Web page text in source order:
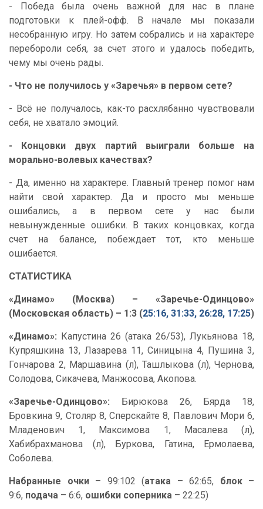
- Победа была очень важной для нас в плане
подготовки к плей-офф. В начале мы показали
несобранную игру. Но затем собрались и на характере
перебороли себя, за счет этого и удалось победить,
чему мы очень рады.
- Что не получилось у «Заречья» в первом сете?
- Всё не получалось, как-то расхлябанно чувствовали
себя, не хватало эмоций.
- Концовки двух партий выиграли больше на
морально-волевых качествах?
- Да, именно на характере. Главный тренер помог нам
найти свой характер. Да и просто мы меньше
ошибались, а в первом сете у нас были
невынужденные ошибки. В таких концовках, когда
счет на балансе, побеждает тот, кто меньше
ошибается.
СТАТИСТИКА
«Динамо» (Москва) – «Заречье-Одинцово»
(Московская область) – 1:3 (25:16, 31:33, 26:28, 17:25)
«Динамо»: Капустина 26 (атака 26/53), Лукьянова 18,
Купряшкина 13, Лазарева 11, Синицына 4, Пушина 3,
Гончарова 2, Маршавина (л), Ташлыкова (л), Чернова,
Солодова, Сикачева, Манжосова, Акопова.
«Заречье-Одинцово»: Бирюкова 26, Бярда 18,
Бровкина 9, Столяр 8, Сперскайте 8, Павлович Мори 6,
Младенович 1, Максимова 1, Масалева (л),
Хабибрахманова (л), Буркова, Гатина, Ермолаева,
Соболева.
Набранные очки– 99:102 (атака – 62:65, блок–
9:6, подача – 6:6, ошибки соперника – 22:25)